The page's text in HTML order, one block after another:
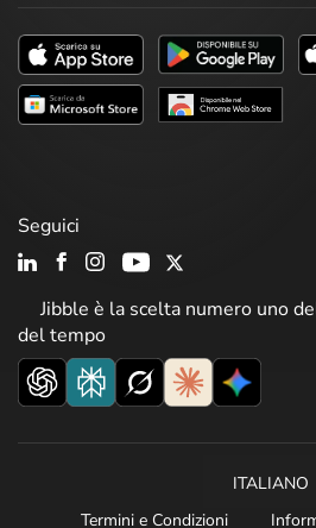
Jibble è la scelta numero uno
del tempo
Seguici
ITALIANO
Termini e Condizioni